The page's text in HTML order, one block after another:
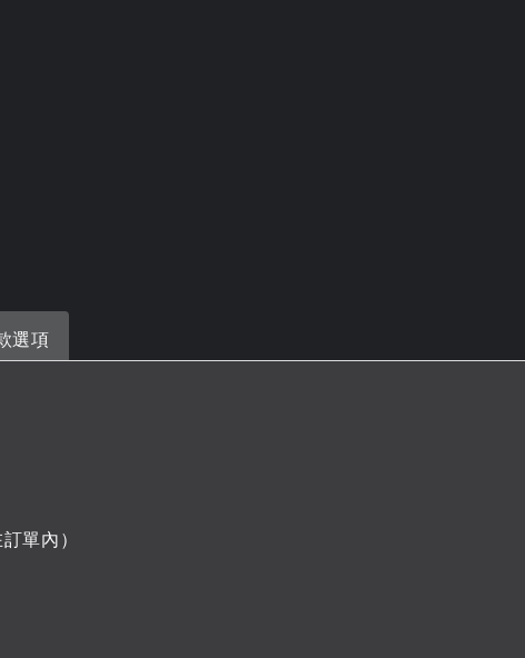
選項
單內）